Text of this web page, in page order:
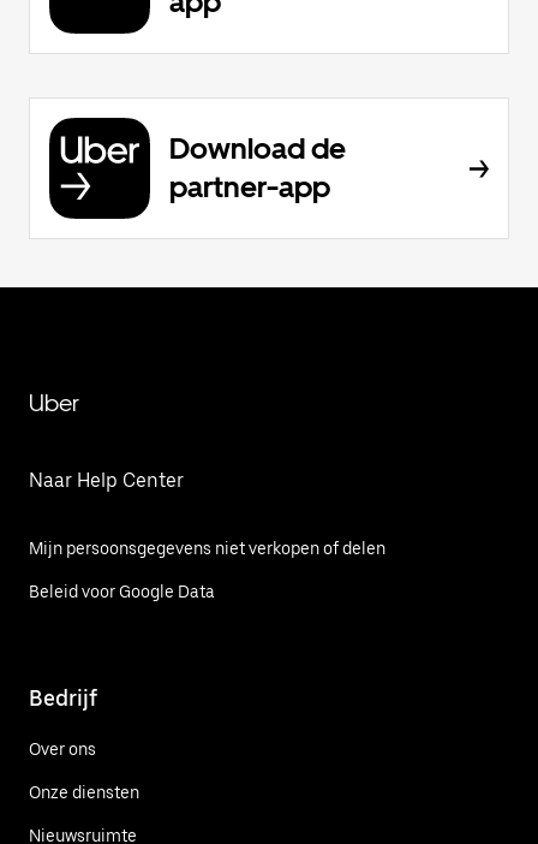
Download de
partner-app
Uber
Naar Help Center
Mijn persoonsgegevens niet verkopen of delen
Beleid voor Google Data
Bedrijf
Over ons
Onze diensten
Nieuwsruimte